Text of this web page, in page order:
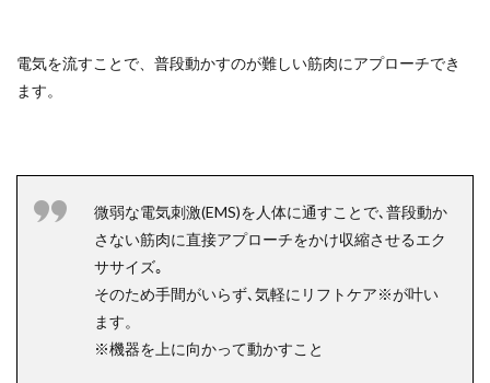
電気を流すことで、普段動かすのが難しい筋肉にアプローチでき
ます。
微弱な電気刺激(EMS)を人体に通すことで､普段動か
さない筋肉に直接アプローチをかけ収縮させるエク
ササイズ｡
そのため手間がいらず､気軽にリフトケア※が叶い
ます。
※機器を上に向かって動かすこと